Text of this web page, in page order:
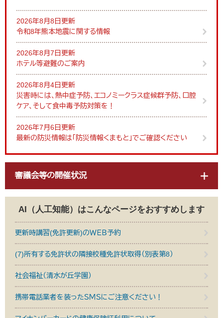
2026年8月8日更新
令和8年熊本地震に関する情報
2026年8月7日更新
ホテル等避難のご案内
2026年8月4日更新
災害時には、熱中症予防、エコノミークラス症候群予防、口腔
ケア、そして食中毒予防対策を！
2026年7月6日更新
最新の防災情報は「防災情報くまもと」でご確認ください
審議会等の開催状況
AI（人工知能）はこんなページをおすすめします
更新時講習(免許更新)のＷＥＢ予約
(7)所有する免許状の隣接校種免許状取得（別表第8）
社会福祉（清水が丘学園）
携帯電話業者を装ったＳＭＳにご注意ください！